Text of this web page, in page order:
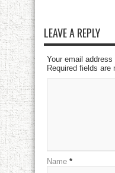
LEAVE A REPLY
Your email address
Required fields are
Name *